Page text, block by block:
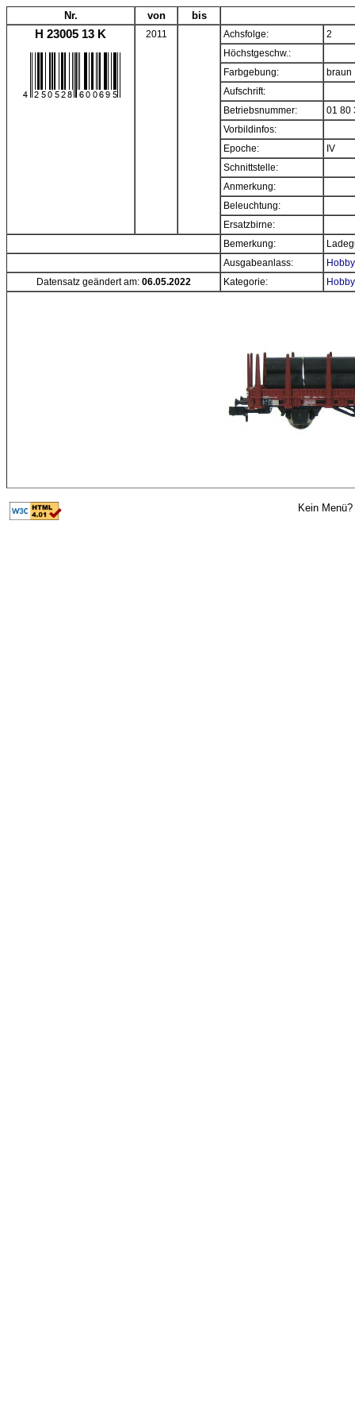
Nr. von bis
H 23005 13 K 2011 Achsfolge:
2
Höchstgeschw.:
Farbgebung:
braun
Aufschrift:
Betriebsnummer:
01 80
Vorbildinfos:
Epoche:
IV
Schnittstelle:
Anmerkung:
Beleuchtung:
Ersatzbirne:
Bemerkung:
Ausgabeanlass:
Datensatz geändert am: 06.05.2022 Kategorie:
Kein